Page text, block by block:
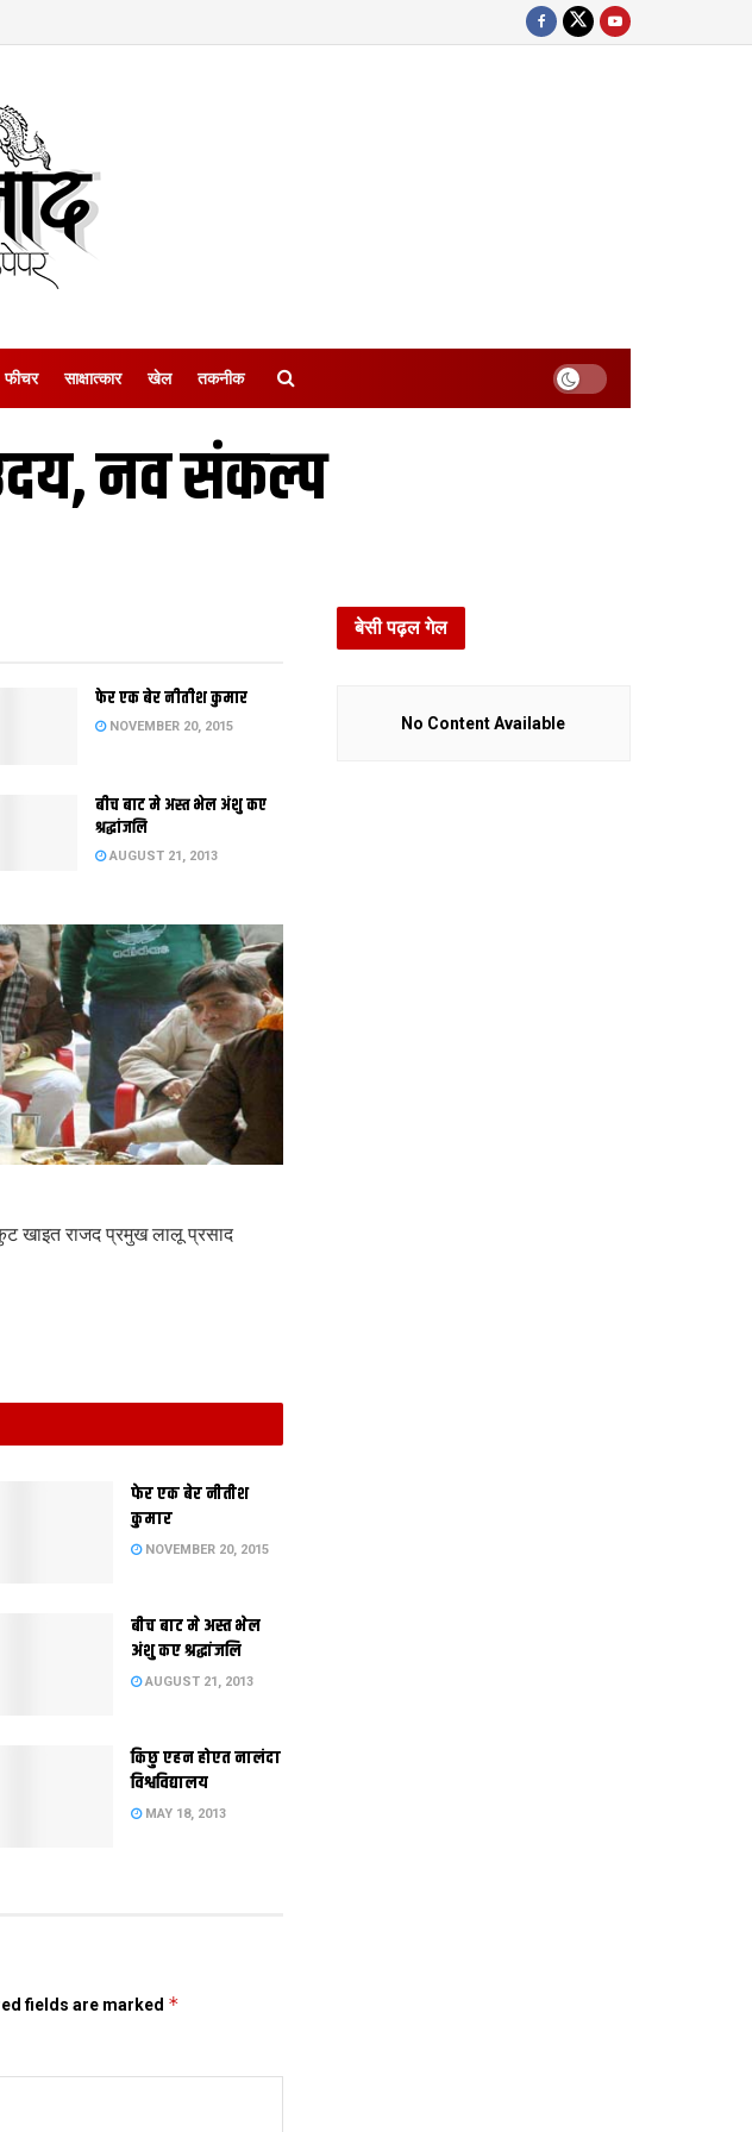
फीचर साक्षात्‍कार खेल तकनीक
नव संकल्प
फेर एक बेर नीतीश कुमार
NOVEMBER 20, 2015
बीच बाट मे अस्त भेल अंशु कए
श्रद्धांजलि
AUGUST 21, 2013
खाइत राजद प्रमुख लालू प्रसाद
फेर एक बेर नीतीश
कुमार
NOVEMBER 20, 2015
बीच बाट मे अस्त भेल
अंशु कए श्रद्धांजलि
AUGUST 21, 2013
किछु एहन होएत नालंदा
विश्वविद्यालय
MAY 18, 2013
fields are marked *
बेसी पढ़ल गेल
No Content Available